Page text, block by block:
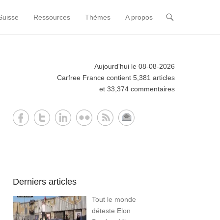
Ressources Thèmes A propos
Aujourd'hui le 08-08-2026
Carfree France contient 5,381 articles
et 33,374 commentaires
Derniers articles
Tout le monde
déteste Elon